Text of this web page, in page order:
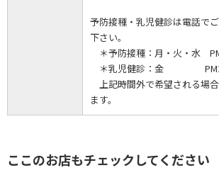
予防接種・乳児健診は電話で
下さい。
＊予防接種：月・火・水
＊乳児健診：金
上記時間外で希望される場
ます。
ここのお店もチェックしてください